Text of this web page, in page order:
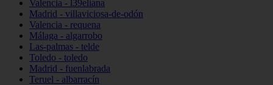
Valencia - l39eliana
Madrid - villaviciosa-de-odón
Valencia - requena
Málaga - algarrobo
Las-palmas - telde
Toledo - toledo
Madrid - fuenlabrada
Teruel - albarracín